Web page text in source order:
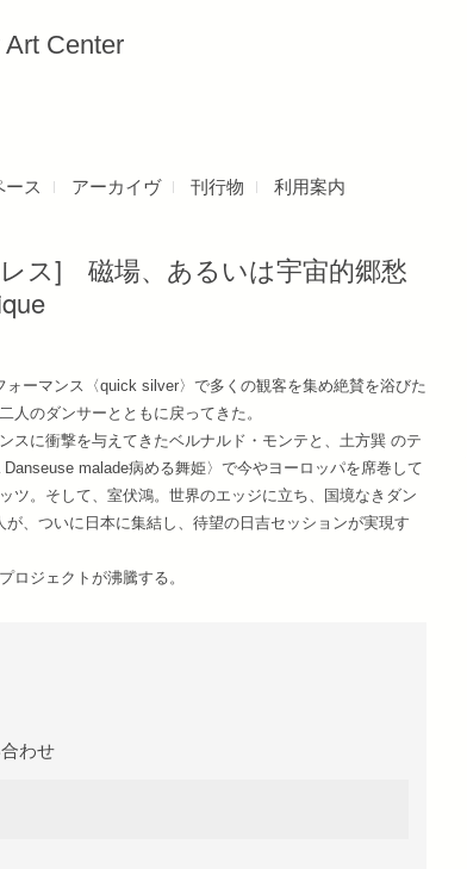
Center
ース アーカイヴ 刊行物 利用案内
ス] 磁場、あるいは宇宙的郷愁
ォーマンス〈quick silver〉で多くの観客を集め絶賛を浴びた
人のダンサーとともに戻ってきた。
スに衝撃を与えてきたベルナルド・モンテと、土方巽 のテ
malade病める舞姫〉で今やヨーロッパを席巻して
ツ。そして、室伏鴻。世界のエッジに立ち、国境なきダン
が、ついに日本に集結し、待望の日吉セッションが実現す
ロジェクトが沸騰する。
わせ